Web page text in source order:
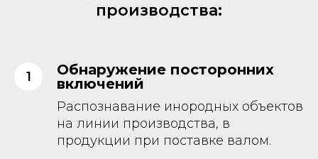
производства:
Обнаружение посторонних
включений
Распознавание инородных объектов
на линии производства, в
продукции при поставке валом.